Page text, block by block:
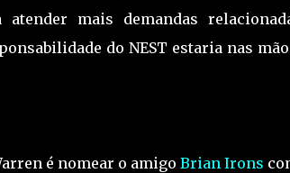
mais demandas
do NEST estaria nas
é nomear o amigo Brian Irons